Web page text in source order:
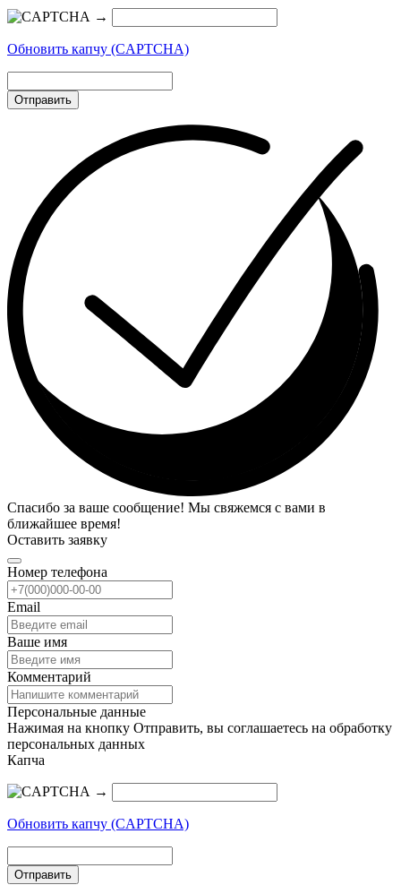
→
Обновить капчу (CAPTCHA)
Отправить
Спасибо за ваше сообщение! Мы свяжемся с вами в
ближайшее время!
Оставить заявку
Номер телефона
Email
Ваше имя
Комментарий
Персональные данные
Нажимая на кнопку Отправить, вы соглашаетесь на обработку
персональных данных
Капча
→
Обновить капчу (CAPTCHA)
Отправить